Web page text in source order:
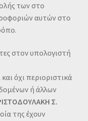
των στο
αυτών στο
στον υπολογιστή
όχι περιοριστικά
ή άλλων
Σ.
της έχουν